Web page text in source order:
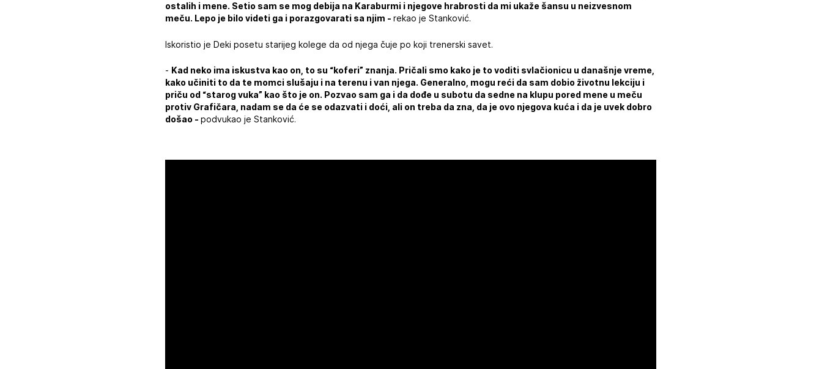
ostalih i mene. Setio sam se mog debija na Karaburmi i njegove hrabrosti da mi ukaže šansu u neizvesnom
meču. Lepo je bilo videti ga i porazgovarati sa njim -rekao je Stanković.
Iskoristio je Deki posetu starijeg kolege da od njega čuje po koji trenerski savet.
- Kad neko ima iskustva kao on, to su “koferi” znanja. Pričali smo kako je to voditi svlačionicu u današnje vreme,
kako učiniti to da te momci slušaju i na terenu i van njega. Generalno, mogu reći da sam dobio životnu lekciju i
priču od “starog vuka” kao što je on. Pozvao sam ga i da dođe u subotu da sedne na klupu pored mene u meču
protiv Grafičara, nadam se da će se odazvati i doći, ali on treba da zna, da je ovo njegova kuća i da je uvek dobro
došao -podvukao je Stanković.